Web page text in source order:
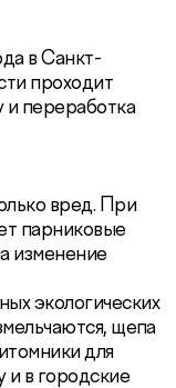
в Санкт-
проходит
и переработка
вред. При
парниковые
изменение
экологических
щепа
для
и в городские